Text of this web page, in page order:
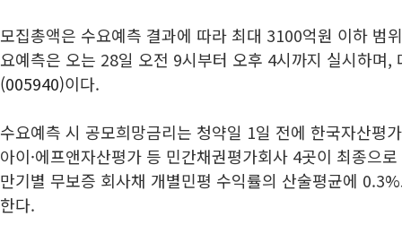
모집총액은 수요예측 결과에 따라 최대 3100억원 이하 범
요예측은 오는 28일 오전 9시부터 오후 4시까지 실시하며,
(005940)이다.
수요예측 시 공모희망금리는 청약일 1일 전에 한국자산평
아이·에프앤자산평가 등 민간채권평가회사 4곳이 최종으
만기별 무보증 회사채 개별민평 수익률의 산술평균에
한다.